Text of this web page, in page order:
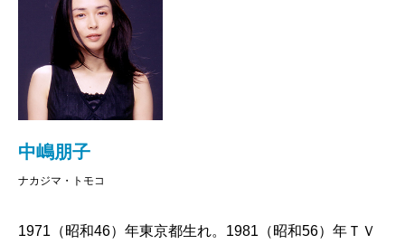
中嶋朋子
ナカジマ・トモコ
1971（昭和46）年東京都生れ。1981（昭和56）年ＴＶ